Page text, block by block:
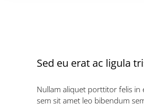
Sed eu erat ac ligula
Nullam aliquet porttitor felis in
sem sit amet leo bibendum